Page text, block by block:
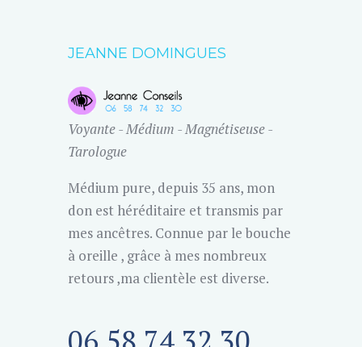
JEANNE DOMINGUES
Voyante - Médium - Magnétiseuse -
Tarologue
Médium pure, depuis 35 ans, mon
don est héréditaire et transmis par
mes ancêtres. Connue par le bouche
à oreille , grâce à mes nombreux
retours ,ma clientèle est diverse.